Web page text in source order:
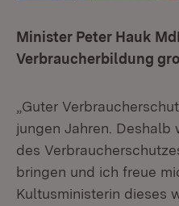
Minister Peter Hauk
Verbraucherbildung
„Guter
jungen Jahren. Deshalb
des
bringen und ich freue
Kultusministerin dieses